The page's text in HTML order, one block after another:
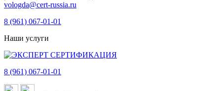
vologda@cert-russia.ru
8 (961) 067-01-01
Наши услуги
8 (961) 067-01-01